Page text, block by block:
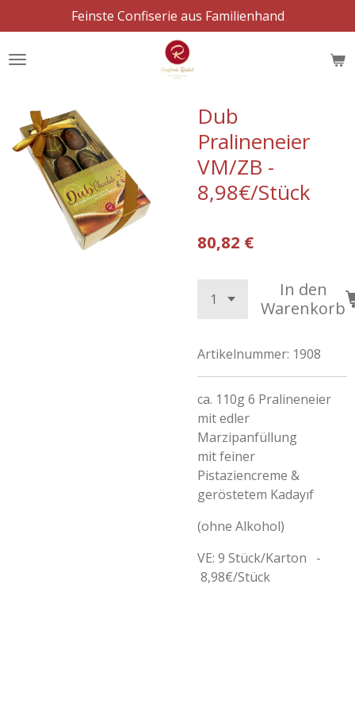
Hauptinhalt
springen
Feinste Confiserie aus Familienhand
Dub
Pralineneier
VM/ZB -
8,98€/Stück
80,82 €
In den
Warenkorb
Artikelnummer: 1908
ca. 110g 6 Pralineneier
mit edler
Marzipanfüllung
mit feiner
Pistaziencreme &
geröstetem Kadayıf
(ohne Alkohol)
VE: 9 Stück/Karton -
8,98€/Stück